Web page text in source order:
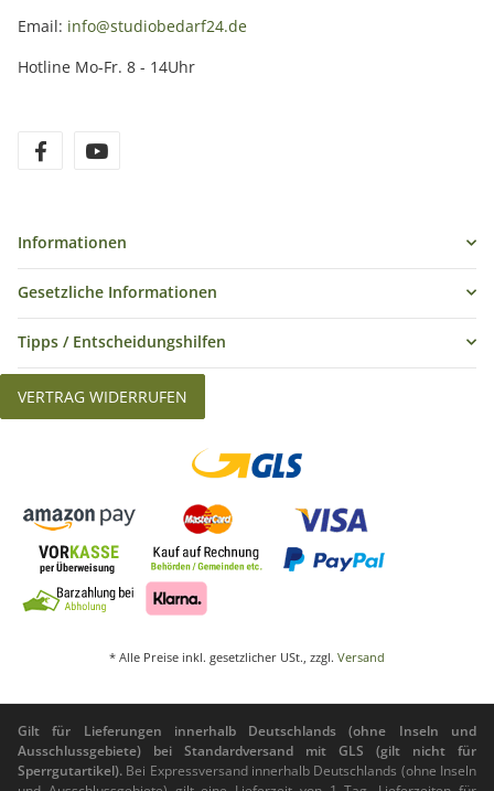
Email: info@studiobedarf24.de
Hotline Mo-Fr. 8 - 14Uhr
Informationen
Gesetzliche Informationen
Tipps / Entscheidungshilfen
VERTRAG WIDERRUFEN
* Alle Preise inkl. gesetzlicher USt., zzgl. Versand
Gilt für Lieferungen innerhalb Deutschlands (ohne Inseln und
Ausschlussgebiete) bei Standardversand mit GLS (gilt nicht für
Sperrgutartikel). Bei Expressversand innerhalb Deutschlands (ohne Inseln